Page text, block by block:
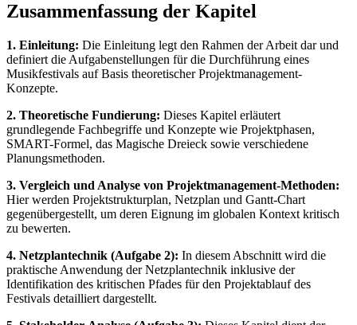
Zusammenfassung der Kapitel
1. Einleitung: Die Einleitung legt den Rahmen der Arbeit dar und
definiert die Aufgabenstellungen für die Durchführung eines
Musikfestivals auf Basis theoretischer Projektmanagement-
Konzepte.
2. Theoretische Fundierung: Dieses Kapitel erläutert
grundlegende Fachbegriffe und Konzepte wie Projektphasen,
SMART-Formel, das Magische Dreieck sowie verschiedene
Planungsmethoden.
3. Vergleich und Analyse von Projektmanagement-Methoden:
Hier werden Projektstrukturplan, Netzplan und Gantt-Chart
gegenübergestellt, um deren Eignung im globalen Kontext kritisch
zu bewerten.
4. Netzplantechnik (Aufgabe 2): In diesem Abschnitt wird die
praktische Anwendung der Netzplantechnik inklusive der
Identifikation des kritischen Pfades für den Projektablauf des
Festivals detailliert dargestellt.